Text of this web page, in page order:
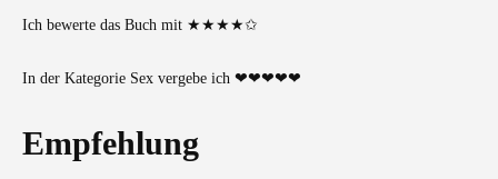
Ich bewerte das Buch mit ★★★★✩
In der Kategorie Sex vergebe ich ❤❤❤❤❤
Empfehlung